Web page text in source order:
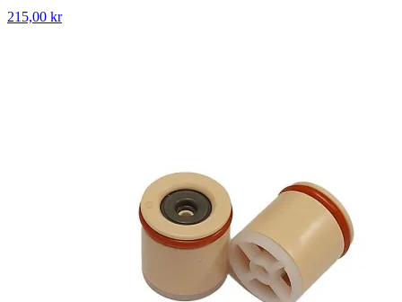
215,00 kr